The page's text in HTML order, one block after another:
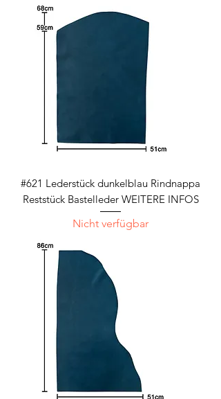
#621 Lederstück dunkelblau Rindnappa
Reststück Bastelleder WEITERE INFOS
Nicht verfügbar